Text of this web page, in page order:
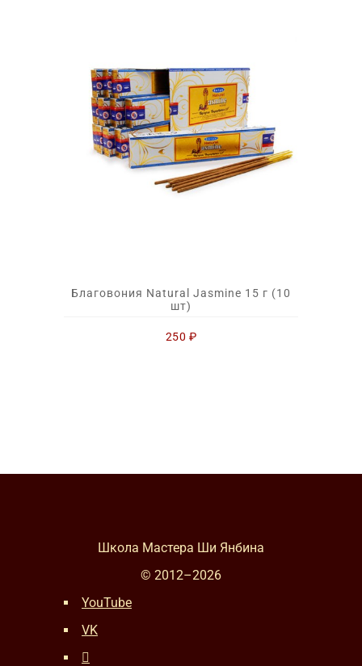
Благовония Natural Jasmine 15 г (10
шт)
250 ₽
Школа Мастера Ши Янбина
© 2012–2026
YouTube
VK